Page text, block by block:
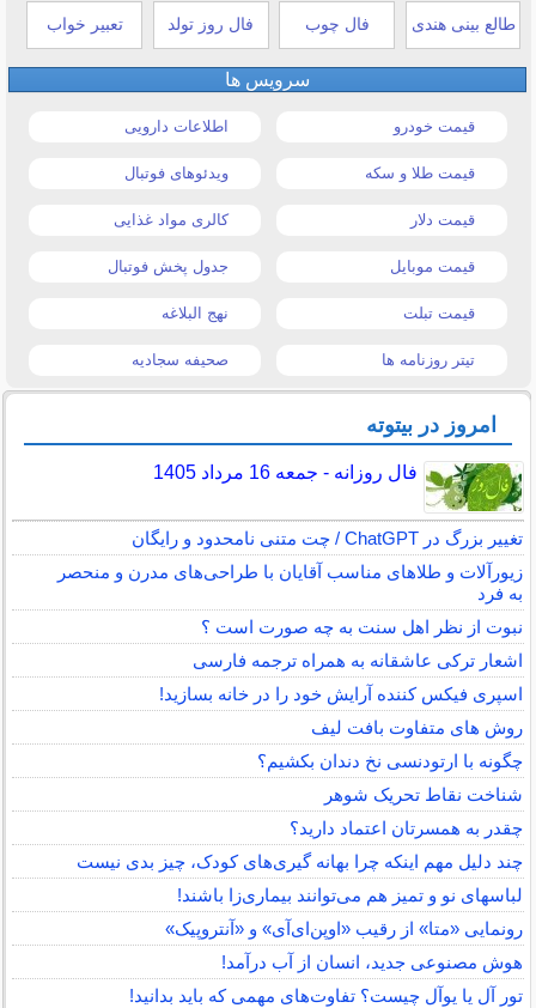
طالع بینی هندی فال چوب فال روز تولد تعبیر خواب
سرویس ها
قیمت خودرو اطلاعات دارویی
قیمت طلا و سکه ویدئوهای فوتبال
قیمت دلار کالری مواد غذایی
قیمت موبایل جدول پخش فوتبال
قیمت تبلت نهج البلاغه
تیتر روزنامه ها صحیفه سجادیه
امروز در بیتوته
فال روزانه - جمعه 16 مرداد 1405
تغییر بزرگ در ChatGPT / چت متنی نامحدود و رایگان
زیورآلات و طلاهای مناسب آقایان با طراحی‌های مدرن و منحصر
به فرد
نبوت از نظر اهل سنت به چه صورت است ؟
اشعار ترکی عاشقانه به همراه ترجمه فارسی
اسپری فیکس کننده آرایش خود را در خانه بسازید!
روش های متفاوت بافت لیف
چگونه با ارتودنسی نخ دندان بکشیم؟
شناخت نقاط تحریک شوهر
چقدر به همسرتان اعتماد دارید؟
چند دلیل مهم اینکه چرا بهانه گیری‌های کودک، چیز بدی نیست
لباس‎های نو و تمیز هم می‌توانند بیماری‌زا باشند!
رونمایی «متا» از رقیب «اوپن‌ای‌آی» و «آنتروپیک»
هوش مصنوعی جدید، انسان از آب درآمد!
تور آل یا یوآل چیست؟ تفاوت‌های مهمی که باید بدانید!